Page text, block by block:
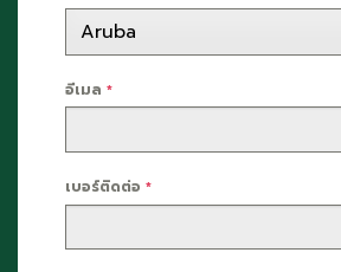
อีเมล *
เบอร์ติดต่อ *